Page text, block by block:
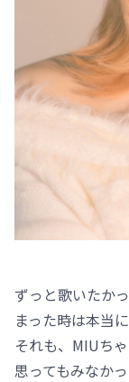
ずっと歌いたか
まった時は本当
それも、MIUち
思ってもみなか